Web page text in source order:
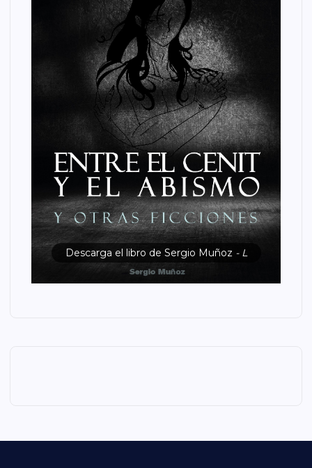
Descarga el libro de Sergio Muñoz - L